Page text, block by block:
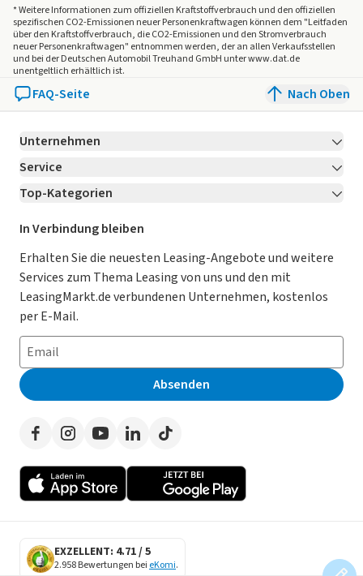
* Weitere Informationen zum offiziellen Kraftstoffverbrauch und den offiziellen
spezifischen CO2-Emissionen neuer Personenkraftwagen können dem "Leitfaden
über den Kraftstoffverbrauch, die CO2-Emissionen und den Stromverbrauch
neuer Personenkraftwagen" entnommen werden, der an allen Verkaufsstellen
und bei der Deutschen Automobil Treuhand GmbH unter www.dat.de
unentgeltlich erhältlich ist.
FAQ-Seite Nach Oben
Unternehmen
Über LeasingMarkt.de
Karriere Jetzt bewerben!
Für Händler
Kooperation mit AutoScout24
AGB
Datenschutz
Impressum
Erklärung zur Barrierefreiheit
Presse
Service
Kontakt
Ratgeber
Magazin
Datenschutz-Einstellungen
So funktioniert’s
Häufig gestellte Fragen
Leasing-Lexikon
Auto-Tests
Werben auf LeasingMarkt.de
Top-Kategorien
Leasing Deals
Gebrauchtwagen Leasing
Leasing ohne Anzahlung
E-Auto Leasing
Privatleasing
Leasing-Vergleiche
Herstellerverzeichnis
Händlerverzeichnis
In Verbindung bleiben
Erhalten Sie die neuesten Leasing-Angebote und weitere
Services zum Thema Leasing von uns und den mit
LeasingMarkt.de verbundenen Unternehmen, kostenlos
per E-Mail.
Absenden
EXZELLENT: 4.71 / 5
2.958 Bewertungen bei eKomi.